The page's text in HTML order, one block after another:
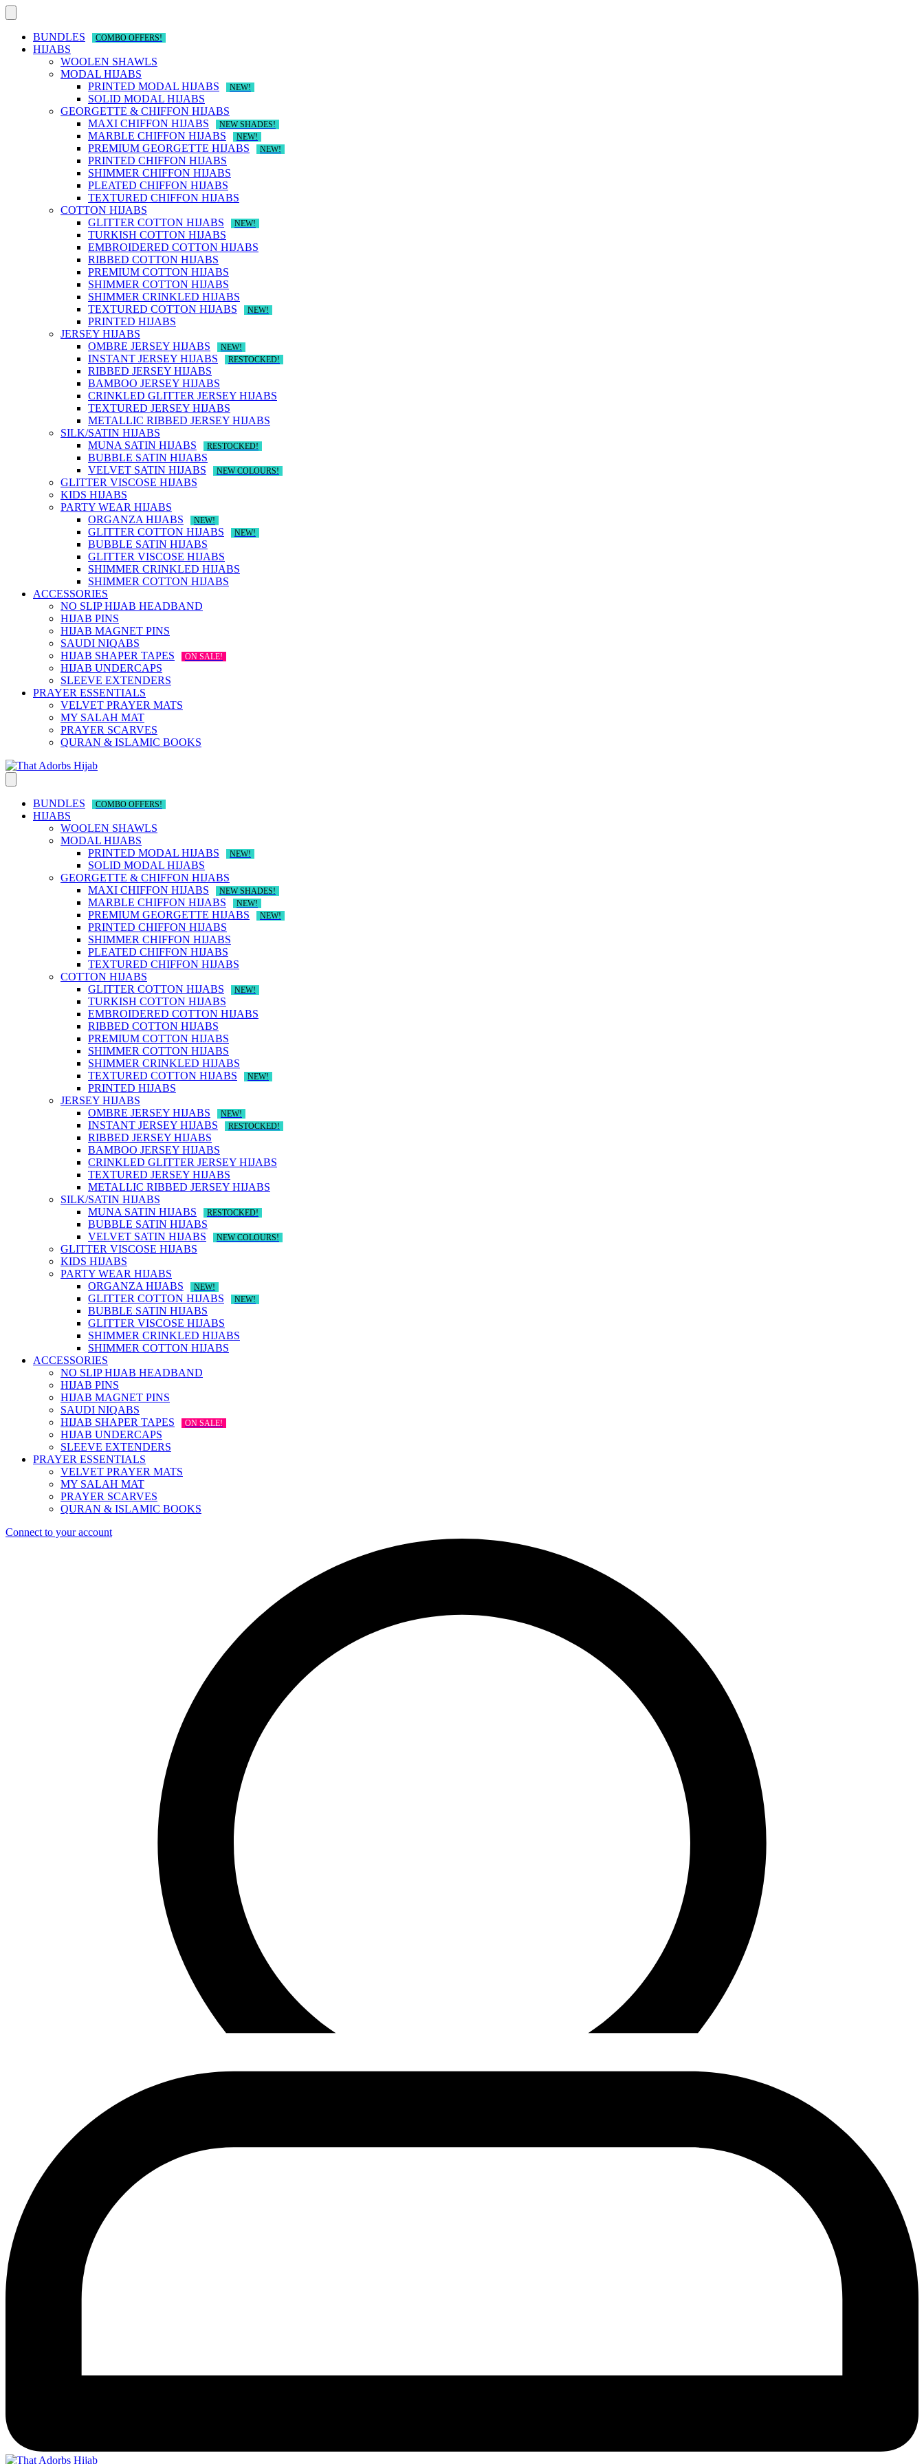
Skip
to
contentBUNDLES COMBO OFFERS!
HIJABS
WOOLEN SHAWLS
MODAL HIJABS
PRINTED MODAL HIJABS
NEW!
SOLID MODAL HIJABS
GEORGETTE & CHIFFON HIJABS
MAXI CHIFFON HIJABS
NEW SHADES!
MARBLE CHIFFON HIJABS NEW!
PREMIUM GEORGETTE HIJABS NEW!
PRINTED CHIFFON HIJABS
SHIMMER CHIFFON HIJABS
PLEATED CHIFFON HIJABS
TEXTURED CHIFFON HIJABS
COTTON HIJABS
GLITTER COTTON HIJABS
NEW!
TURKISH COTTON HIJABS
EMBROIDERED COTTON HIJABS
RIBBED COTTON HIJABS
PREMIUM COTTON HIJABS
SHIMMER COTTON HIJABS
SHIMMER CRINKLED HIJABS
TEXTURED COTTON HIJABS
NEW!
PRINTED HIJABS
JERSEY HIJABS
OMBRE JERSEY HIJABS
NEW!
INSTANT JERSEY HIJABS RESTOCKED!
RIBBED JERSEY HIJABS
BAMBOO JERSEY HIJABS
CRINKLED GLITTER JERSEY HIJABS
TEXTURED JERSEY HIJABS
METALLIC RIBBED JERSEY HIJABS
SILK/SATIN HIJABS
MUNA SATIN HIJABS
RESTOCKED!
BUBBLE SATIN HIJABS
VELVET SATIN HIJABS
NEW COLOURS!
GLITTER VISCOSE HIJABS
KIDS HIJABS
PARTY WEAR HIJABS
ORGANZA HIJABS
NEW!
GLITTER COTTON HIJABS NEW!
BUBBLE SATIN HIJABS
GLITTER VISCOSE HIJABS
SHIMMER CRINKLED HIJABS
SHIMMER COTTON HIJABS
ACCESSORIES
NO SLIP HIJAB HEADBAND
HIJAB PINS
HIJAB MAGNET PINS
SAUDI NIQABS
HIJAB SHAPER TAPES
ON SALE!
HIJAB UNDERCAPS
SLEEVE EXTENDERS
PRAYER ESSENTIALS
VELVET PRAYER MATS
MY SALAH MAT
PRAYER SCARVES
QURAN & ISLAMIC BOOKS
BUNDLES COMBO OFFERS!
HIJABS
WOOLEN SHAWLS
MODAL HIJABS
PRINTED MODAL HIJABS
NEW!
SOLID MODAL HIJABS
GEORGETTE & CHIFFON HIJABS
MAXI CHIFFON HIJABS
NEW SHADES!
MARBLE CHIFFON HIJABS NEW!
PREMIUM GEORGETTE HIJABS NEW!
PRINTED CHIFFON HIJABS
SHIMMER CHIFFON HIJABS
PLEATED CHIFFON HIJABS
TEXTURED CHIFFON HIJABS
COTTON HIJABS
GLITTER COTTON HIJABS
NEW!
TURKISH COTTON HIJABS
EMBROIDERED COTTON HIJABS
RIBBED COTTON HIJABS
PREMIUM COTTON HIJABS
SHIMMER COTTON HIJABS
SHIMMER CRINKLED HIJABS
TEXTURED COTTON HIJABS
NEW!
PRINTED HIJABS
JERSEY HIJABS
OMBRE JERSEY HIJABS
NEW!
INSTANT JERSEY HIJABS RESTOCKED!
RIBBED JERSEY HIJABS
BAMBOO JERSEY HIJABS
CRINKLED GLITTER JERSEY HIJABS
TEXTURED JERSEY HIJABS
METALLIC RIBBED JERSEY HIJABS
SILK/SATIN HIJABS
MUNA SATIN HIJABS
RESTOCKED!
BUBBLE SATIN HIJABS
VELVET SATIN HIJABS
NEW COLOURS!
GLITTER VISCOSE HIJABS
KIDS HIJABS
PARTY WEAR HIJABS
ORGANZA HIJABS
NEW!
GLITTER COTTON HIJABS NEW!
BUBBLE SATIN HIJABS
GLITTER VISCOSE HIJABS
SHIMMER CRINKLED HIJABS
SHIMMER COTTON HIJABS
ACCESSORIES
NO SLIP HIJAB HEADBAND
HIJAB PINS
HIJAB MAGNET PINS
SAUDI NIQABS
HIJAB SHAPER TAPES
ON SALE!
HIJAB UNDERCAPS
SLEEVE EXTENDERS
PRAYER ESSENTIALS
VELVET PRAYER MATS
MY SALAH MAT
PRAYER SCARVES
QURAN & ISLAMIC BOOKS
Connect to your account